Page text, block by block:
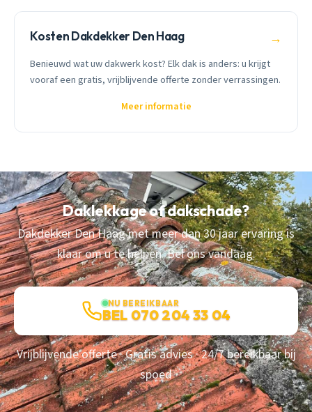
Kosten Dakdekker Den Haag →
Benieuwd wat uw dakwerk kost? Elk dak is anders: u krijgt
vooraf een gratis, vrijblijvende offerte zonder verrassingen.
Meer informatie
Daklekkage of dakschade?
Dakdekker Den Haag met meer dan 30 jaar ervaring is
klaar om u te helpen. Bel ons vandaag.
NU BEREIKBAAR
BEL 070 204 33 04
Vrijblijvende offerte · Gratis advies · 24/7 bereikbaar bij
spoed